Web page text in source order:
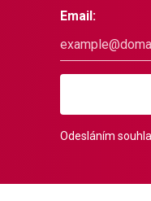
Email:
Odesláním